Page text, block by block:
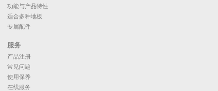
功能与产品特性
适合多种地板
专属配件
服务
产品注册
常见问题
使用保养
在线服务